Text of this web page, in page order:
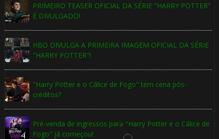
PRIMEIRO TEASER OFICIAL DA SÉRIE "HARRY POTTER"
É DIVULGADO!
HBO DIVULGA A PRIMEIRA IMAGEM OFICIAL DA SÉRIE
"HARRY POTTER"!
"Harry Potter e o Cálice de Fogo" tem cena pós-
créditos?
Pré-venda de ingressos para "Harry Potter e o Cálice de
Fogo" já começou!
🎈
🎂
🎈